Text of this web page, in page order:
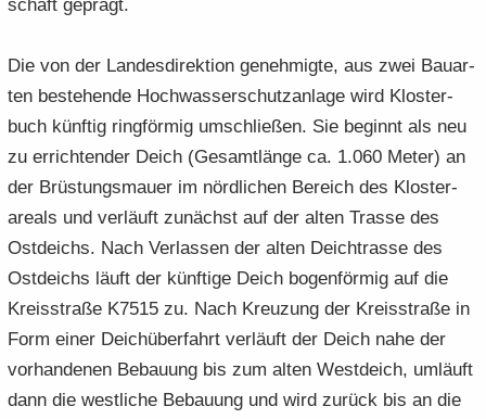
schaft ge­prägt.
Die von der Lan­des­di­rek­ti­on ge­neh­mig­te, aus zwei Bau­ar­
ten be­stehen­de Hoch­was­ser­schutz­an­la­ge wird Klos­ter­
buch künf­tig ring­för­mig um­schlie­ßen. Sie be­ginnt als neu
zu er­rich­ten­der Deich (Ge­samt­län­ge ca. 1.060 Meter) an
der Brüs­tungs­mau­er im nörd­li­chen Be­reich des Klos­ter­
are­als und ver­läuft zu­nächst auf der alten Tras­se des
Ost­deichs. Nach Ver­las­sen der alten Deicht­ras­se des
Ost­deichs läuft der künf­ti­ge Deich bo­gen­för­mig auf die
Kreis­stra­ße K7515 zu. Nach Kreu­zung der Kreis­stra­ße in
Form einer Deich­über­fahrt ver­läuft der Deich nahe der
vor­han­de­nen Be­bau­ung bis zum alten West­deich, um­läuft
dann die west­li­che Be­bau­ung und wird zu­rück bis an die